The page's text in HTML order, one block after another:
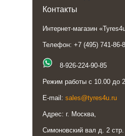
Контакты
Интернет-магазин
Телефон: +7 (495) 741-86-
8-926-224-90-85
Режим работы с 10.00 до
E-mail: sales@tyres4u.ru
Адрес: г. Москва,
Симоновский вал д. 2 стр.